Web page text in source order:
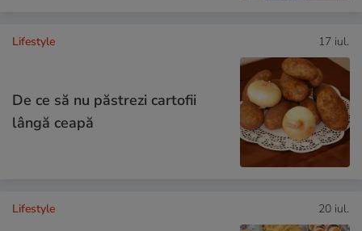
Lifestyle 17 iul.
De ce să nu păstrezi cartofii
lângă ceapă
Lifestyle 20 iul.